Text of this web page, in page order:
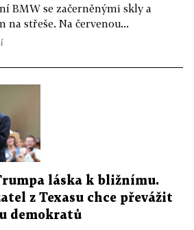
BMW se začerněnými skly a
na střeše. Na červenou...
láska k bližnímu.
z Texasu chce převážit
demokratů